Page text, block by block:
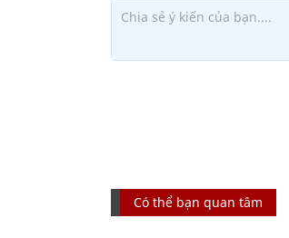
Có thể bạn quan tâm